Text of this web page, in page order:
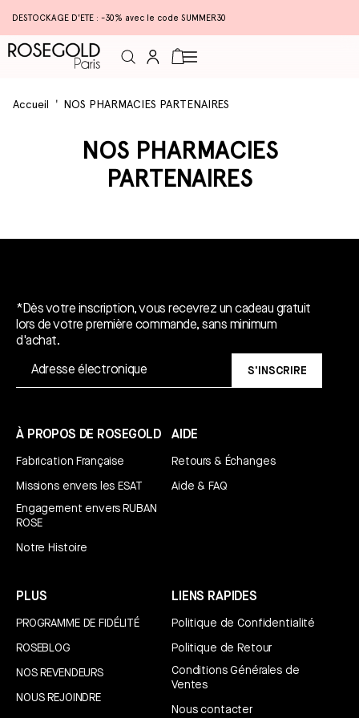
DESTOCKAGE D'ETE : -30% avec le code SUMMER30
ConnexionPanier
Accueil NOS PHARMACIES PARTENAIRES
NOS PHARMACIES
PARTENAIRES
*Dès votre inscription, vous recevrez un cadeau gratuit
lors de votre première commande, sans minimum
d'achat.
S'INSCRIRE
À PROPOS DE ROSEGOLD
Fabrication Française
Missions envers les ESAT
Engagement envers RUBAN
ROSE
Notre Histoire
AIDE
Retours & Échanges
Aide & FAQ
PLUS
PROGRAMME DE FIDÉLITÉ
ROSEBLOG
NOS REVENDEURS
NOUS REJOINDRE
LIENS RAPIDES
Politique de Confidentialité
Politique de Retour
Conditions Générales de
Ventes
Nous contacter